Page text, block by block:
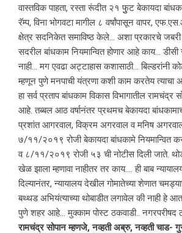
वास्तविक पाहता, रस्ता रूंदीत २१ फुुट बेकायदा
रॅम्प, विना भोगवटा मागील ८ वर्षांपासून वापर,
क्षेत्र सदनिकेत समाविष्ठ केले… अशा प्रकारचे
सदरील बांधकाम नियमान्वित होणार आहे काय…
नाही… मग एवढा अट्टाहास कशासाठी… बिल्डरांनी
म्हणून पुणे मनपाची यंत्रणा कशी काम करतेय त्याचा
हा सर्व प्रताप बांधकाम विकास विभागातील रामचंद्र
आहे. तब्बल आठ वर्षानंतर प्रथमच बेकायदा
प्रशांत आगरवाल, विक्रम अगरवाल व मनिष अगरवाल
७/११/२०१९ रोजी बेकायदा बांधकामे नियमान्वित
व ८/११/२०१९ रोजी ५३ ची नोटीस दिली जाते.
खेळ झाला म्हणावा नाहीतर तर काय…. ही बाब
दिल्यानंतर, न्यायालय देखील गोमातेच्या शेणात
बथ्थड अभियंत्याच्या थोबाडीत लगावेल की नाही हे
पुणे शहर आहे… मुक्काम पोस्ट ठकवाडी.. नगरपरीषद
रामचंद्र सोपान म्हणजे, नव्हती अब्रु, नव्हती चाड-